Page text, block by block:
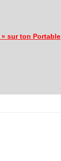
» sur ton Portable